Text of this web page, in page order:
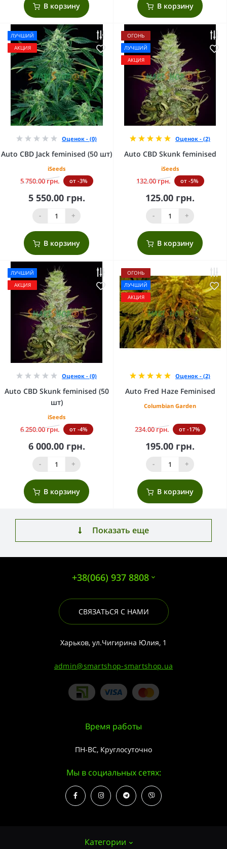
В корзину В корзину
ЛУЧШИЙ
АКЦИЯ
Оценок - (0)
Auto CBD Jack feminised (50 шт)
iSeeds
5 750.00 грн. от -3%
5 550.00 грн.
- +
В корзину
ОГОНЬ
ЛУЧШИЙ
АКЦИЯ
Оценок - (2)
Auto CBD Skunk feminised
iSeeds
132.00 грн. от -5%
125.00 грн.
- +
В корзину
ЛУЧШИЙ
АКЦИЯ
Оценок - (0)
Auto CBD Skunk feminised (50
шт)
iSeeds
6 250.00 грн. от -4%
6 000.00 грн.
- +
В корзину
ОГОНЬ
ЛУЧШИЙ
АКЦИЯ
Оценок - (2)
Auto Fred Haze Feminised
Columbian Garden
234.00 грн. от -17%
195.00 грн.
- +
В корзину
Показать еще
+38(066) 937 8808
СВЯЗАТЬСЯ С НАМИ
Харьков, ул.Чигирина Юлия, 1
admin@smartshop-smartshop.ua
Категории
Время работы
ПН-ВС, Круглосуточно
Мы в социальных сетях: